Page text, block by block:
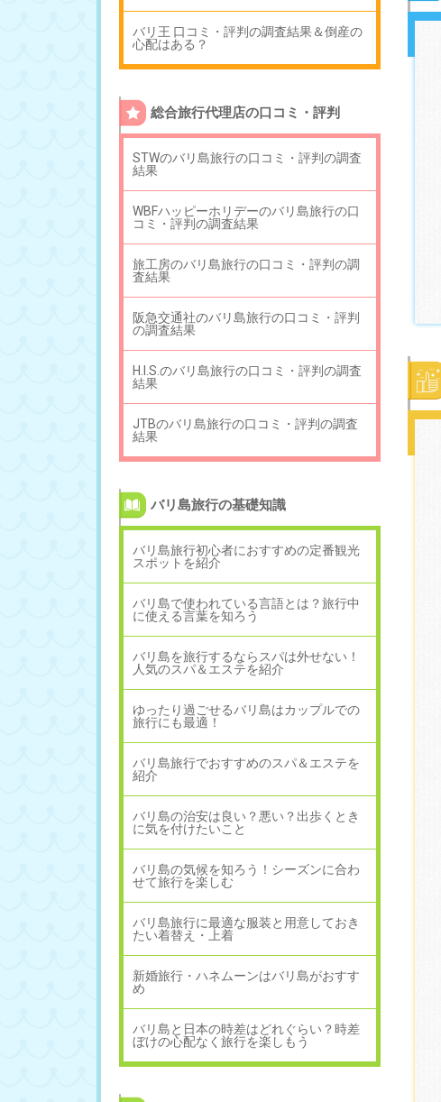
バリ王 口コミ・評判の調査結果＆倒産の
心配はある？
総合旅行代理店の口コミ・評判
STWのバリ島旅行の口コミ・評判の調査
結果
WBFハッピーホリデーのバリ島旅行の口
コミ・評判の調査結果
旅工房のバリ島旅行の口コミ・評判の調
査結果
阪急交通社のバリ島旅行の口コミ・評判
の調査結果
H.I.S.のバリ島旅行の口コミ・評判の調査
結果
JTBのバリ島旅行の口コミ・評判の調査
結果
バリ島旅行の基礎知識
バリ島旅行初心者におすすめの定番観光
スポットを紹介
バリ島で使われている言語とは？旅行中
に使える言葉を知ろう
バリ島を旅行するならスパは外せない！
人気のスパ＆エステを紹介
ゆったり過ごせるバリ島はカップルでの
旅行にも最適！
バリ島旅行でおすすめのスパ＆エステを
紹介
バリ島の治安は良い？悪い？出歩くとき
に気を付けたいこと
バリ島の気候を知ろう！シーズンに合わ
せて旅行を楽しむ
バリ島旅行に最適な服装と用意しておき
たい着替え・上着
新婚旅行・ハネムーンはバリ島がおすす
め
バリ島と日本の時差はどれぐらい？時差
ぼけの心配なく旅行を楽しもう